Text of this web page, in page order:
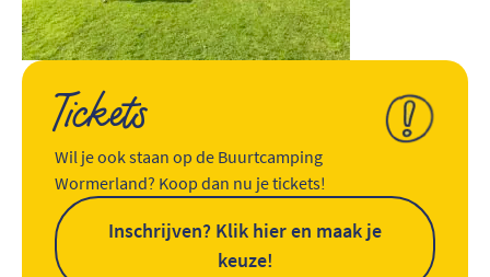
Tickets
Wil je ook staan op de Buurtcamping
Wormerland? Koop dan nu je tickets!
Inschrijven? Klik hier en maak je
keuze!